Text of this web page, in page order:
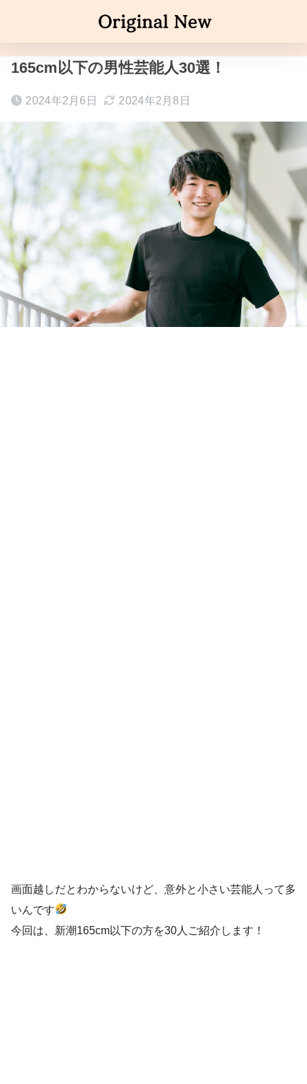
165cm以下の男性芸能人30選！
2024年2月6日 2024年2月8日
画面越しだとわからないけど、意外と小さい芸能人って多
いんです
今回は、新潮165cm以下の方を30人ご紹介します！